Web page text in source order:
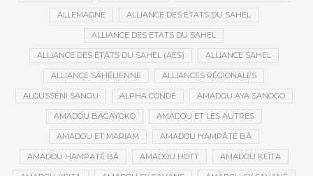
ALLEMAGNE ALLIANCE DES ÉTATS DU SAHEL
ALLIANCE DES ETATS DU SAHEL
ALLIANCE DES ÉTATS DU SAHEL (AES) ALLIANCE SAHEL
ALLIANCE SAHÉLIENNE ALLIANCES RÉGIONALES
ALOUSSÉNI SANOU ALPHA CONDÉ AMADOU AYA SANOGO
AMADOU BAGAYOKO AMADOU ET LES AUTRES
AMADOU ET MARIAM AMADOU HAMPÂTÉ BÂ
AMADOU HAMPATÉ BÂ AMADOU HOTT AMADOU KEÏTA